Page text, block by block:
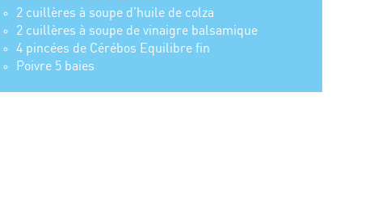
2 cuillères à soupe d’huile de colza
2 cuillères à soupe de vinaigre balsamique
4 pincées de Cérébos Equilibre fin
Poivre 5 baies